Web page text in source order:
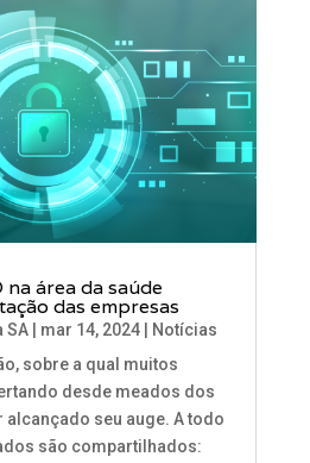
na área da saúde
das empresas
SA| mar 14, 2024|
Notícias
sobre a qual muitos
desde meados dos
alcançado seu auge. A todo
são compartilhados: